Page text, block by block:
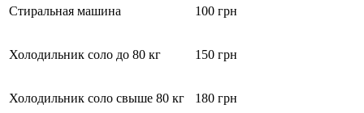
Стиральная машина 100 грн
Холодильник соло до 80 кг 150 грн
Холодильник соло свыше 80 кг 180 грн